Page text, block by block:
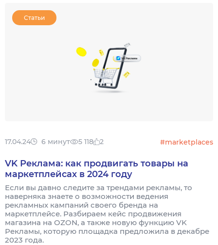
Статьи
17.04.24 6 минут 5 118 2 #marketplaces
VK Реклама: как продвигать товары на
маркетплейсах в 2024 году
Если вы давно следите за трендами рекламы, то
наверняка знаете о возможности ведения
рекламных кампаний своего бренда на
маркетплейсе. Разбираем кейс продвижения
магазина на OZON, а также новую функцию VK
Рекламы, которую площадка предложила в декабре
2023 года.